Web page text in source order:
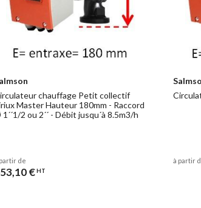
chauffage Petit collectif
Master Hauteur 180mm - Raccord
2 ou 2´´ - Débit jusqu´à 8.5m3/h
de
€HT
à partir